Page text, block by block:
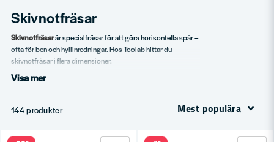
Skivnotfräsar
Skivnotfräsarär specialfräsar för att göra horisontella spår –
ofta för ben och hyllinredningar. Hos Toolab hittar du
skivnotfräsar i flera dimensioner.
Vårt sortiment
Olika skivtjocklekar.
Visa mer
144 produkter Mest populära